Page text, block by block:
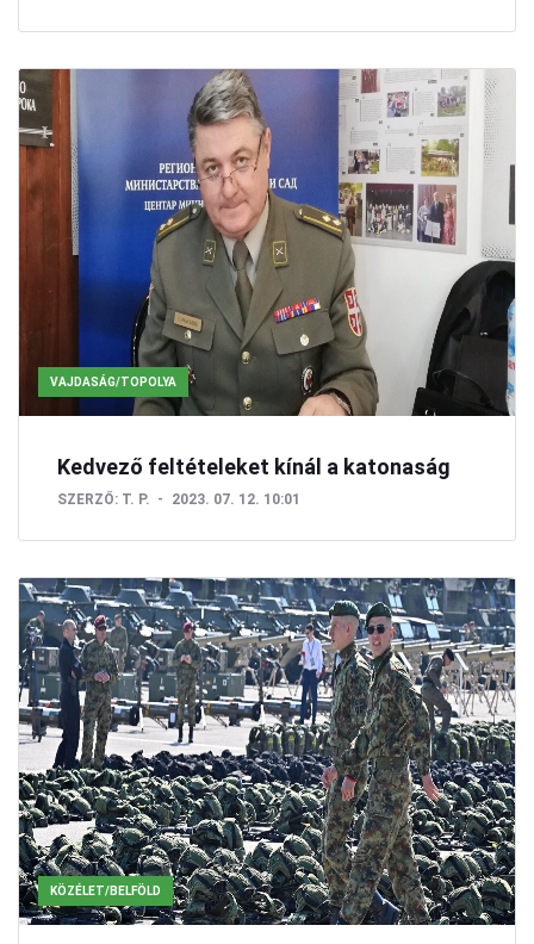
VAJDASÁG/TOPOLYA
Kedvező feltételeket kínál a katonaság
SZERZŐ: T. P. 2023. 07. 12. 10:01
KÖZÉLET/BELFÖLD